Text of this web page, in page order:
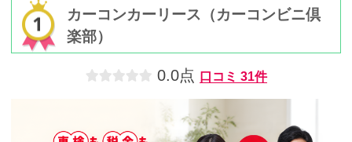
エリア別店舗一覧
カーコンカーリース（カーコンビニ倶
楽部）
0.0点 口コミ 31件